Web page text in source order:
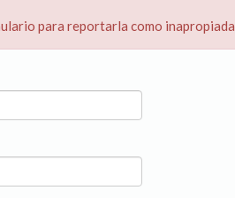
para reportarla como inapropiada